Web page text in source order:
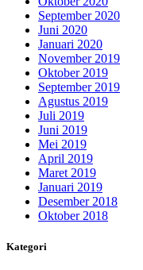
September 2020
Juni 2020
Januari 2020
November 2019
Oktober 2019
September 2019
Agustus 2019
Juli 2019
Juni 2019
Mei 2019
April 2019
Maret 2019
Januari 2019
Desember 2018
Oktober 2018
Kategori